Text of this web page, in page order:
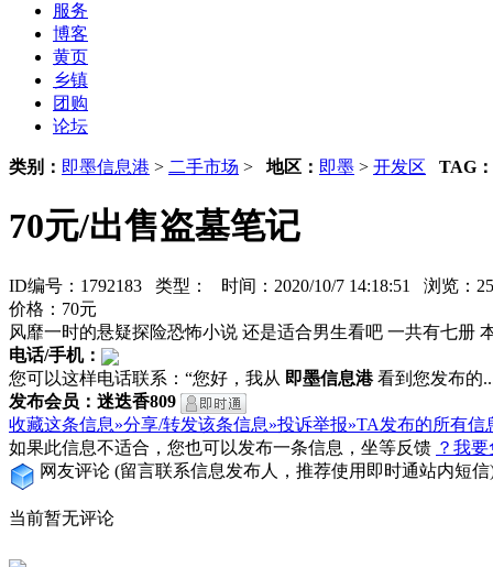
服务
博客
黄页
乡镇
团购
论坛
类别： 即墨信息港 > 二手市场 > 地区： 即墨 > 开发区 TAG：
70元/出售盗墓笔记
ID编号：1792183 类型： 时间：2020/10/7 14:18:51 浏览：
价格：70元
风靡一时的悬疑探险恐怖小说 还是适合男生看吧 一共有七册
电话/手机：
您可以这样电话联系：“您好，我从 即墨信息港看到您发布的
发布会员：迷迭香809
收藏这条信息»分享/转发该条信息»投诉举报»TA发布的所有信
如果此信息不适合，您也可以发布一条信息，坐等反馈 ？我
网友评论 (留言联系信息发布人，推荐使用即时通站内短信
当前暂无评论